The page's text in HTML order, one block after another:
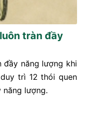
tràn đầy
đầy năng lượng khi
trì 12 thói quen
năng lượng.